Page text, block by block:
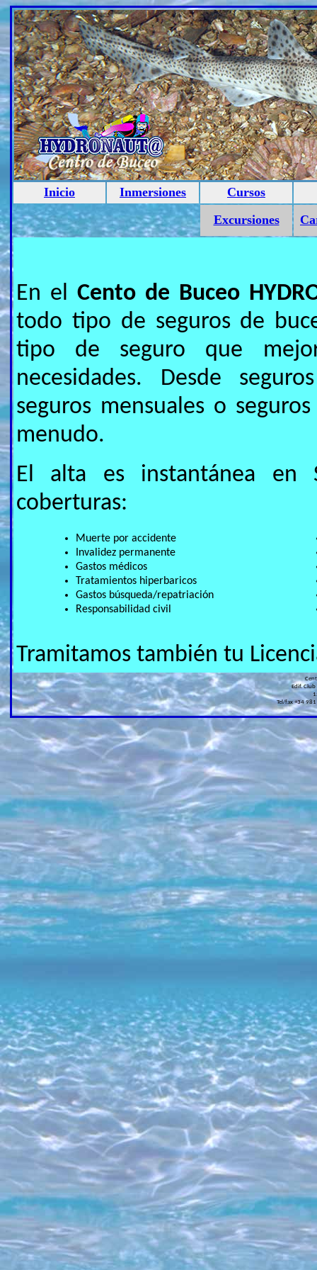
Inicio Inmersiones
Cursos
Excursiones
En el Cento de Buceo
todo tipo de seguros de
tipo de seguro que
necesidades. Desde
seguros mensuales o
menudo.
El alta es instantánea en
coberturas:
Muerte por accidente
Invalidez permanente
Gastos médicos
Tratamientos hiperbaricos
Gastos búsqueda/repatriación
Responsabilidad civil
Tramitamos también tu
Edif.